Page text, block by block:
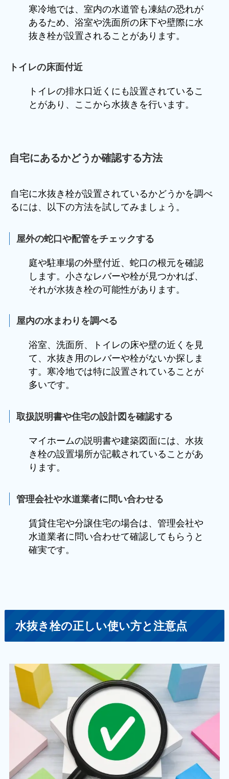
寒冷地では、室内の水道管も凍結の恐れが
あるため、浴室や洗面所の床下や壁際に水
抜き栓が設置されることがあります。
トイレの床面付近
トイレの排水口近くにも設置されているこ
とがあり、ここから水抜きを行います。
自宅にあるかどうか確認する方法
自宅に水抜き栓が設置されているかどうかを調べ
るには、以下の方法を試してみましょう。
屋外の蛇口や配管をチェックする
庭や駐車場の外壁付近、蛇口の根元を確認
します。小さなレバーや栓が見つかれば、
それが水抜き栓の可能性があります。
屋内の水まわりを調べる
浴室、洗面所、トイレの床や壁の近くを見
て、水抜き用のレバーや栓がないか探しま
す。寒冷地では特に設置されていることが
多いです。
取扱説明書や住宅の設計図を確認する
マイホームの説明書や建築図面には、水抜
き栓の設置場所が記載されていることがあ
ります。
管理会社や水道業者に問い合わせる
賃貸住宅や分譲住宅の場合は、管理会社や
水道業者に問い合わせて確認してもらうと
確実です。
水抜き栓の正しい使い方と注意点